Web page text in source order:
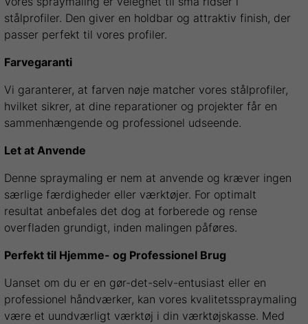
stålprofiler. Den giver en holdbar og attraktiv finish, der
passer perfekt til vores profiler.
Farvegaranti
Vi garanterer, at farven nøje matcher vores stålprofiler,
hvilket sikrer, at dine reparationer og projekter får en
sammenhængende og professionel udseende.
Let at Anvende
Denne spraymaling er nem at anvende og kræver ingen
særlige færdigheder eller værktøjer. For optimalt
resultat anbefales det dog at forberede og rense
overfladen grundigt, inden malingen påføres.
Perfekt til Hjemme- og Professionel Brug
Uanset om du er en gør-det-selv-entusiast eller en
professionel håndværker, kan vores kvalitetsspraymaling
være et uundværligt værktøj i din værktøjskasse. Med